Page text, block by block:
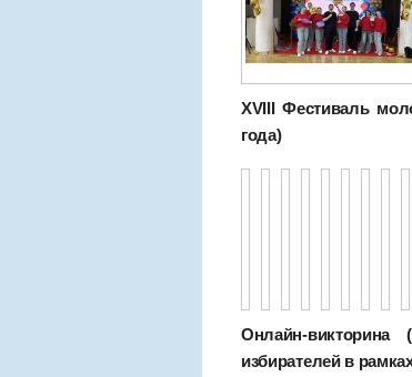
XVIII Фестиваль
года)
Онлайн-
избирателей в